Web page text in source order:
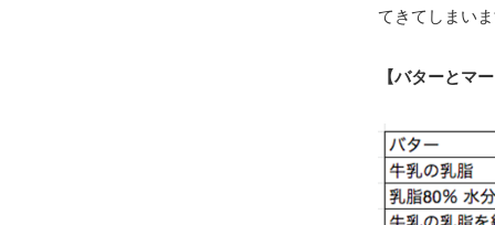
てきてしまい
【バターとマ